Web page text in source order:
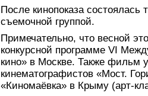
После кинопоказа состоялась
съемочной группой.
Примечательно, что весной
конкурсной программе VI
кино» в Москве. Также фильм
кинематографистов «Мост.
«Киномаёвка» в Крыму (арт-